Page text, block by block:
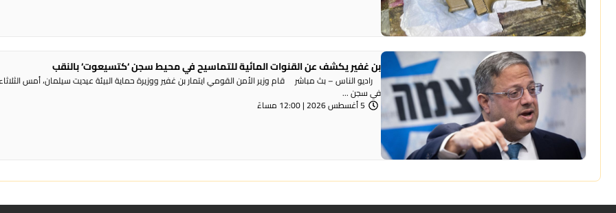
بن غفير يكشف عن القنوات المائية للتماسيح في محيط سجن ‘كتسيعوت‘ بالنقب
راديو الناس – بث مباشر قام وزير الأمن القومي ايتمار بن غفير ووزيرة حماية البيئة عيديت سيلمان، أمس
في سجن ...
5 أغسطس 2026 | 12:00 مساءً